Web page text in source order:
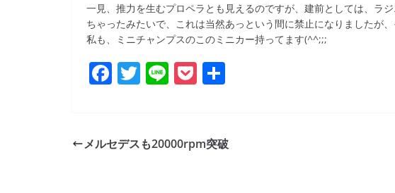
一見、推力を生むプロペラとも見えるのですが、建前としては、ラ
ちゃったみたいで、これは当然あっという間に禁止になりましたが、
私も、ミニチャンプスのこのミニカー持ってます(^^;;;
F
e
T
er
Li P
et
メルセデスも20000rpm突破